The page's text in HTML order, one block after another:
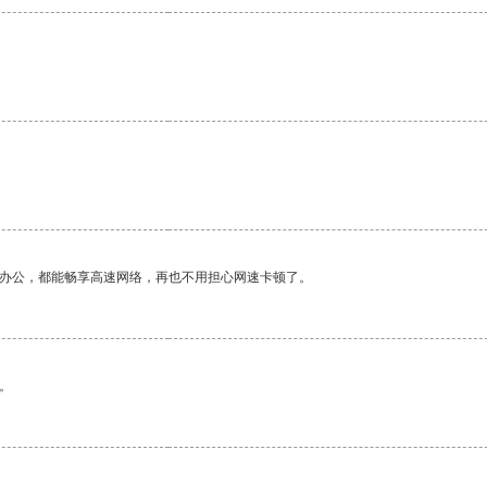
，都能畅享高速网络，再也不用担心网速卡顿了。